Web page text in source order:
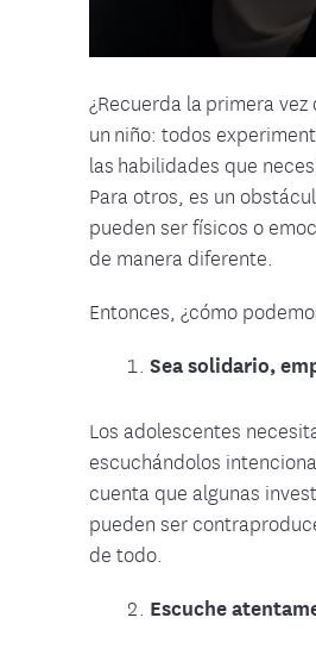
¿Recuerda la primera
un niño: todos
las habilidades que
Para otros, es un
pueden ser físicos o
de manera diferente.
Entonces, ¿cómo
Sea solidario,
Los adolescentes
escuchándolos
cuenta que algunas
pueden ser
de todo.
Escuche